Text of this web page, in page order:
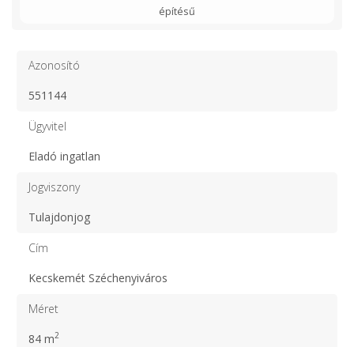
építésű
Azonosító
551144
Ügyvitel
Eladó ingatlan
Jogviszony
Tulajdonjog
Cím
Kecskemét Széchenyiváros
Méret
84 m2